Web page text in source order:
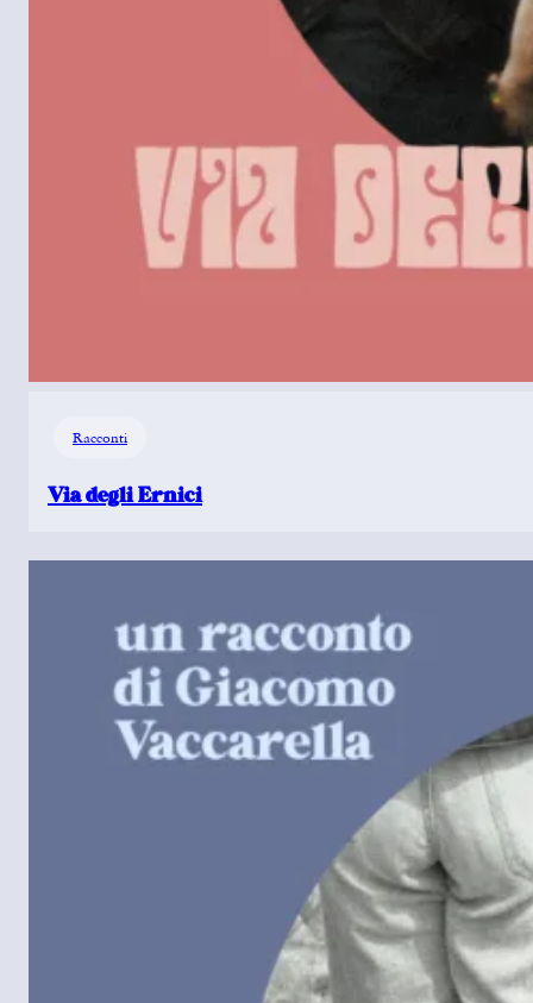
Racconti
Via degli Ernici